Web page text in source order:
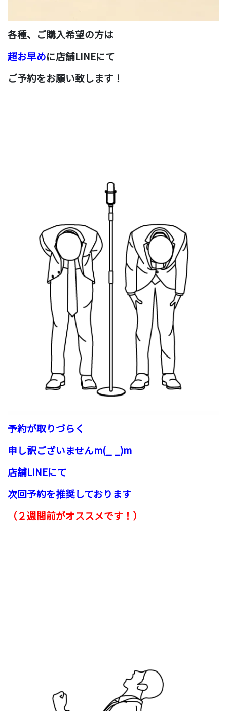
各種、 ご購入希望の方は
超お早めに店舗LINEにて
ご予約をお願い致します！
予約が取りづらく
申し訳ございませんm(_ _)m
店舗LINEにて
次回予約を推奨しております
（２週間前がオススメです！）